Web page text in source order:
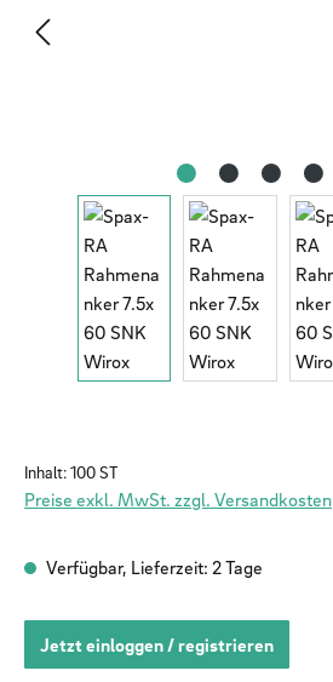
Inhalt:100 ST
Preise exkl. MwSt. zzgl. Versandkosten
Verfügbar, Lieferzeit: 2 Tage
Jetzt einloggen / registrieren